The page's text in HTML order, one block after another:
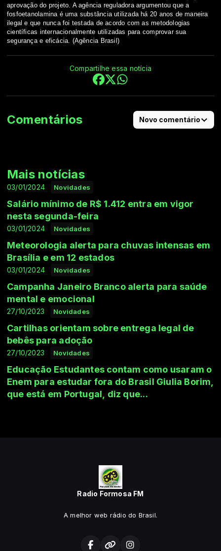
aprovação do projeto. A agência reguladora argumentou que a
fosfoetanolamina é uma substância utilizada há 20 anos de maneira
ilegal e que nunca foi testada de acordo com as metodologias
científicas internacionalmente utilizadas para comprovar sua
segurança e eficácia. (Agência Brasil)
Compartilhe essa notícia
Comentários Novo comentário
Mais notícias
Novidades
03/01/2024
Salário mínimo de R$ 1.412 entra em vigor
nesta segunda-feira
Novidades
03/01/2024
Meteorologia alerta para chuvas intensas em
Brasília e em 12 estados
Novidades
03/01/2024
Campanha Janeiro Branco alerta para saúde
mental e emocional
Novidades
27/10/2023
Cartilhas orientam sobre entrega legal de
bebês para adoção
Novidades
27/10/2023
Educação Estudantes contam como usaram o
Enem para estudar fora do Brasil Giulia Borim,
que está em Portugal, diz que...
Radio Formosa FM
A melhor web rádio do Brasil.